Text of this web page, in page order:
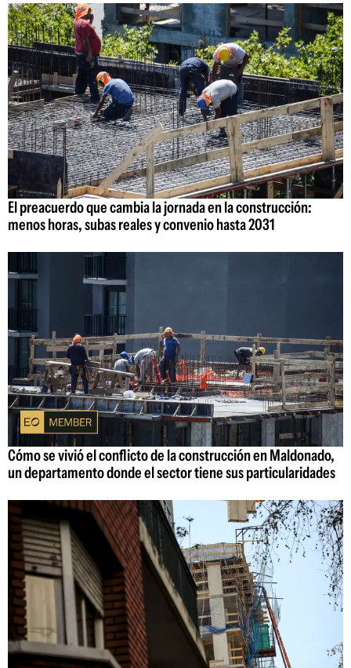
El preacuerdo que cambia la jornada en la construcción:
menos horas, subas reales y convenio hasta 2031
Cómo se vivió el conflicto de la construcción en Maldonado,
un departamento donde el sector tiene sus particularidades